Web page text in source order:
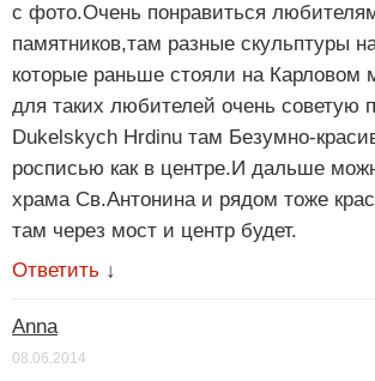
с фото.Очень понравиться
памятников,там разные скульптуры
которые раньше стояли на Карловом
для таких любителей очень советую
Dukelskych Hrdinu там Безумно-
росписью как в центре.И дальше
храма Св.Антонина и рядом тоже
там через мост и центр будет.
Ответить ↓
Anna
08.06.2014